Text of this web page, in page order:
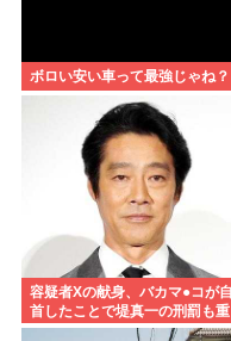
ボロい安い車って最強じゃね？
容疑者Xの献身、バカマ●コが自
首したことで堤真一の刑罰も重
くなるwww